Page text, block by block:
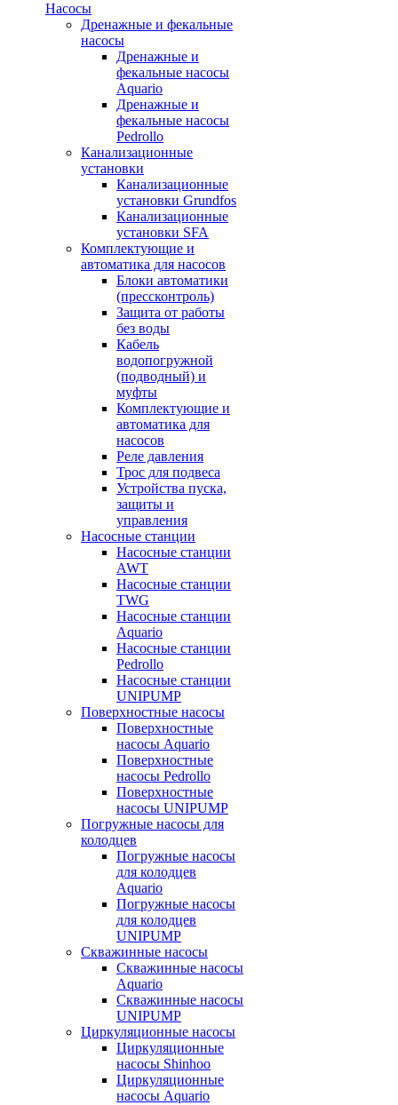
Насосы
Дренажные и фекальные
насосы
Дренажные и
фекальные насосы
Aquario
Дренажные и
фекальные насосы
Pedrollo
Канализационные
установки
Канализационные
установки Grundfos
Канализационные
установки SFA
Комплектующие и
автоматика для насосов
Блоки автоматики
(прессконтроль)
Защита от работы
без воды
Кабель
водопогружной
(подводный) и
муфты
Комплектующие и
автоматика для
насосов
Реле давления
Трос для подвеса
Устройства пуска,
защиты и
управления
Насосные станции
Насосные станции
AWT
Насосные станции
TWG
Насосные станции
Aquario
Насосные станции
Pedrollo
Насосные станции
UNIPUMP
Поверхностные насосы
Поверхностные
насосы Aquario
Поверхностные
насосы Pedrollo
Поверхностные
насосы UNIPUMP
Погружные насосы для
колодцев
Погружные насосы
для колодцев
Aquario
Погружные насосы
для колодцев
UNIPUMP
Скважинные насосы
Скважинные насосы
Aquario
Скважинные насосы
UNIPUMP
Циркуляционные насосы
Циркуляционные
насосы Shinhoo
Циркуляционные
насосы Aquario